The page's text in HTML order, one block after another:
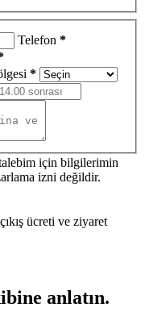
Telefon *
*
için bilgilerimin
izni değildir.
ücreti ve ziyaret
anlatın.